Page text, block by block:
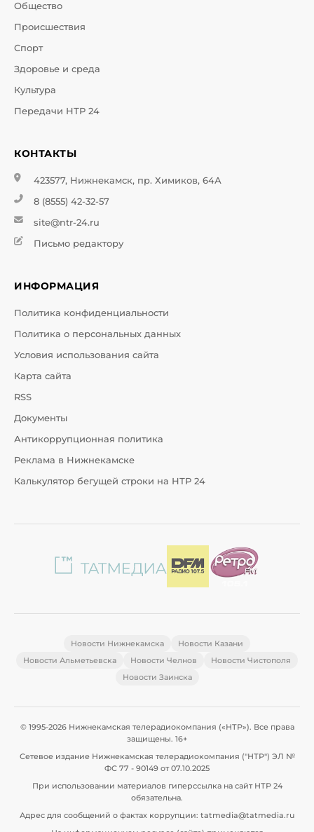
Общество
Происшествия
Спорт
Здоровье и среда
Культура
Передачи НТР 24
КОНТАКТЫ
423577, Нижнекамск, пр. Химиков, 64А
8 (8555) 42-32-57
site@ntr-24.ru
Письмо редактору
ИНФОРМАЦИЯ
Политика конфиденциальности
Политика о персональных данных
Условия использования сайта
Карта сайта
RSS
Документы
Антикоррупционная политика
Реклама в Нижнекамске
Калькулятор бегущей строки на НТР 24
Новости Нижнекамска
Новости Казани
Новости Альметьевска
Новости Челнов
Новости Чистополя
Новости Заинска
© 1995-2026 Нижнекамская телерадиокомпания («НТР»). Все права
защищены. 16+
Сетевое издание Нижнекамская телерадиокомпания ("НТР") ЭЛ №
ФС 77 - 90149 от 07.10.2025
При использовании материалов гиперссылка на сайт НТР 24
обязательна.
Адрес для сообщений о фактах коррупции: tatmedia@tatmedia.ru